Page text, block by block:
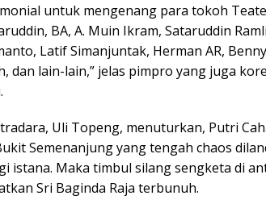
untuk mengenang para tokoh
BA, A. Muin Ikram, Sataruddin
Latif Simanjuntak, Herman AR,
dan lain-lain,” jelas pimpro yang juga
Uli Topeng, menuturkan, Putri
Semenanjung yang tengah chaos
istana. Maka timbul silang sengketa di
Sri Baginda Raja terbunuh.